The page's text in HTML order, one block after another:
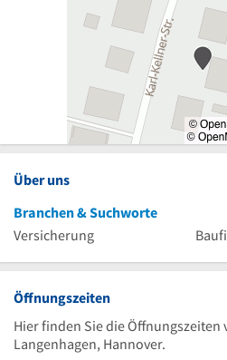
Über uns
Branchen & Suchworte
Versicherung
Öffnungszeiten
Hier finden Sie die Öffnungszeiten
Langenhagen, Hannover.